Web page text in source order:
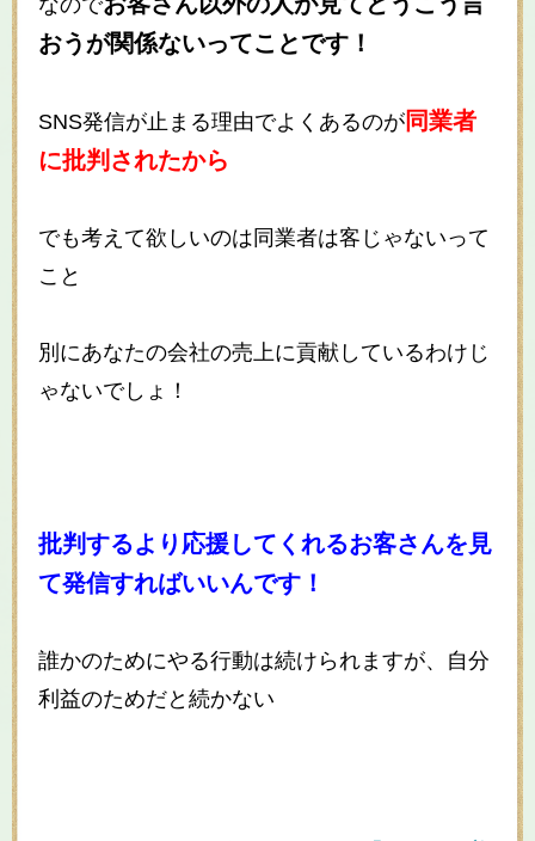
なので
おうが関係ないってことです！
SNS発信が止まる理由でよくあるのが 同業者
に批判されたから
でも考えて欲しいのは同業者は客じゃないって
こと
別にあなたの会社の売上に貢献しているわけじ
ゃないでしょ！
批判するより応援してくれるお客さんを見
て発信すればいいんです！
誰かのためにやる行動は続けられますが、自分
利益のためだと続かない